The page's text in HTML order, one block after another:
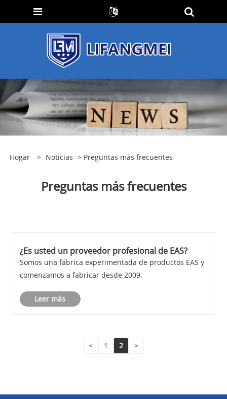
Hogar > Noticias > Preguntas más frecuentes
Preguntas más frecuentes
¿Es usted un proveedor profesional de EAS?
Somos una fábrica experimentada de productos EAS y
comenzamos a fabricar desde 2009.
Leer más
< 1 2 >